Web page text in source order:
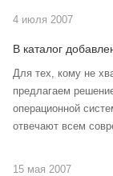
4 июля 2007
В каталог
Для тех, кому не
предлагаем
операционной
отвечают всем
15 мая 2007